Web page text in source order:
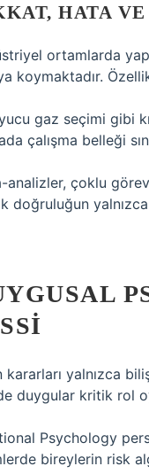
HATA
ortamlarda
koymaktadır.
gaz seçimi gibi
çalışma belleği
analizler, çoklu görev
doğruluğun
kararları yalnızca
duygular kritik rol
Psychology
bireylerin risk